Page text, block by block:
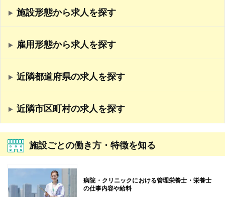
施設形態から求人を探す
雇用形態から求人を探す
近隣都道府県の求人を探す
近隣市区町村の求人を探す
施設ごとの働き方・特徴を知る
病院・クリニックにおける管理栄養士・栄養士
の仕事内容や給料